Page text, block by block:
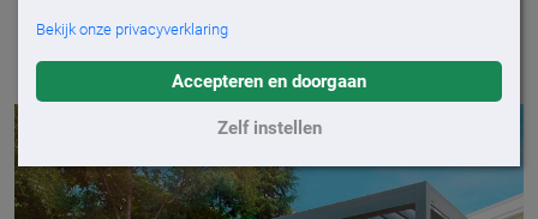
Bekijk onze privacyverklaring
Accepteren en doorgaan
Zelf instellen
Een glazen terrasoverkapping met zonwering en
verlichting.